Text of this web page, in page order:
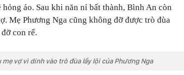
áo. Sau khi năn nỉ bất thành, Bình An còn
Mẹ Phương Nga cũng không đỡ được trò đùa
con rể.
mẹ vợ vì dính vào trò đùa lầy lội của Phương Nga